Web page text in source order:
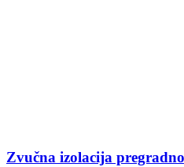
Zvučna izolacija